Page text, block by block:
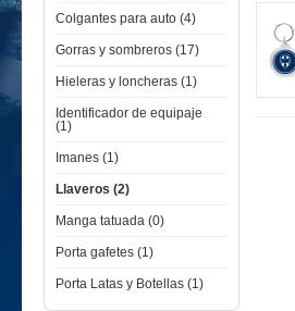
Colgantes para auto (4)
Gorras y sombreros (17)
Hieleras y loncheras (1)
Identificador de equipaje
(1)
Imanes (1)
Llaveros (2)
Manga tatuada (0)
Porta gafetes (1)
Porta Latas y Botellas (1)